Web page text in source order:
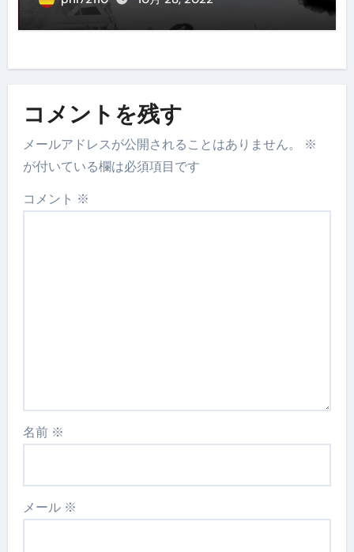
コメントを残す
メールアドレスが公開されることはありません。
※
が付いている欄は必須項目です
コメント ※
名前 ※
メール ※